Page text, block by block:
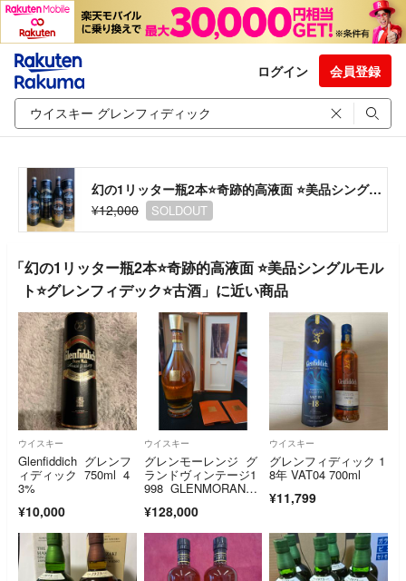
ログイン 会員登録
幻の1リッター瓶2本⭐️奇跡的高液面 ⭐️美品シングルモルト⭐️グレンフィデック⭐️古酒
¥12,000
SOLDOUT
「幻の1リッター瓶2本⭐️奇跡的高液面 ⭐️美品シングルモル
ト⭐️グレンフィデック⭐️古酒」に近い商品
ウイスキー
Glenfiddich グレンフ
ィディック 750ml 4
3%
¥10,000
ウイスキー
グレンモーレンジ グ
ランドヴィンテージ1
998 GLENMORANGI
¥128,000
ウイスキー
グレンフィディック 1
8年 VAT04 700ml
¥11,799